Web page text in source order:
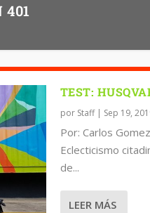
401
TEST:
por Staff| Sep 19,
Por: Carlos
Eclecticismo
de...
LEER MÁS